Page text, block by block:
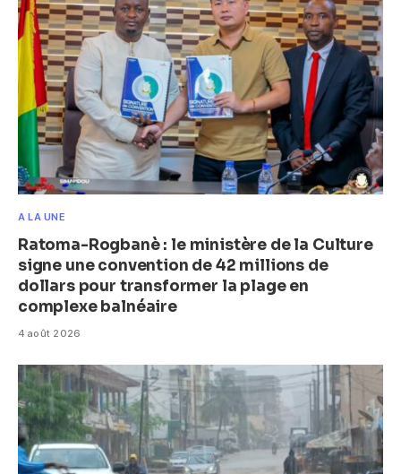
A LA UNE
Ratoma-Rogbanè : le ministère de la Culture
signe une convention de 42 millions de
dollars pour transformer la plage en
complexe balnéaire
4 août 2026